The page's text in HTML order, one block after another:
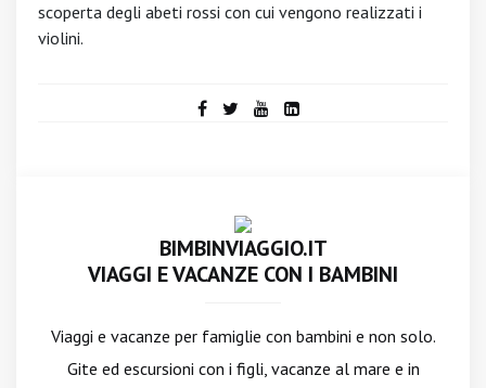
scoperta degli abeti rossi con cui vengono realizzati i
violini.
BIMBINVIAGGIO.IT
VIAGGI E VACANZE CON I BAMBINI
Viaggi e vacanze per famiglie con bambini e non solo.
Gite ed escursioni con i figli, vacanze al mare e in